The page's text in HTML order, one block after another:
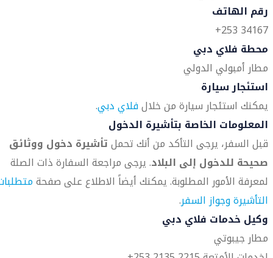
رقم الهاتف
34167 253+
محطة فلاي دبي
مطار أمبولي الدولي
استئجار سيارة
يمكنك استئجار سيارة من خلالفلاي دبي.
المعلومات الخاصة بتأشيرة الدخول
قبل السفر، يرجى التأكد من أنك تحملتأشيرة دخول ووثائق
صحيحة للدخول إلى البلاد. يرجى مراجعة السفارة ذات الصلة
لمعرفة الأمور المطلوبة. يمكنك أيضاً الاطلاع على صفحة
التأشيرة وجواز السفر.
وكيل خدمات فلاي دبي
مطار جيبوتي